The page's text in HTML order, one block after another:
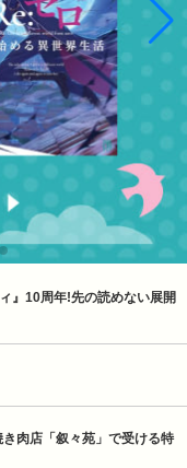
』10周年!先の読めない展開
肉店「叙々苑」で受ける特